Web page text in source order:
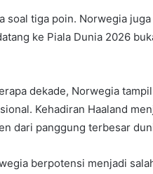
soal tiga poin. Norwegia
ke Piala Dunia 2026
dekade, Norwegia
Kehadiran Haaland
dari panggung terbesar
berpotensi menjadi